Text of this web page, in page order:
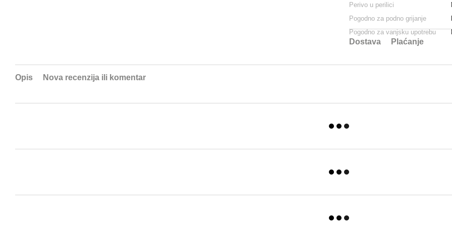
Perivo u perilici
Pogodno za podno grijanje
Pogodno za vanjsku upotrebu
Dostava Plaćanje
Opis Nova recenzija ili komentar